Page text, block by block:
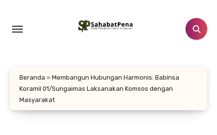
konten
Beranda » Membangun Hubungan Harmonis: Babinsa
Koramil 01/Sungaimas Laksanakan Komsos dengan
Masyarakat